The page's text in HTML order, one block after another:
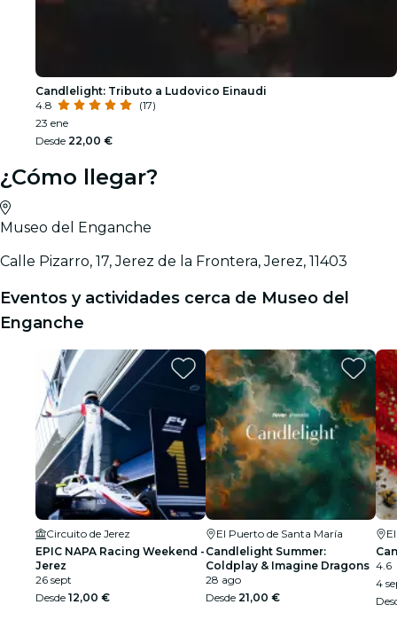
Candlelight: Tributo a Ludovico Einaudi
4.8
(17)
23 ene
Desde 22,00 €
¿Cómo llegar?
Museo del Enganche
Calle Pizarro, 17, Jerez de la Frontera, Jerez, 11403
Eventos y actividades cerca de Museo del
Enganche
Circuito de Jerez
EPIC NAPA Racing Weekend -
Jerez
26 sept
Desde 12,00 €
El Puerto de Santa María
Candlelight Summer:
Coldplay & Imagine Dragons
28 ago
Desde 21,00 €
4.6
4